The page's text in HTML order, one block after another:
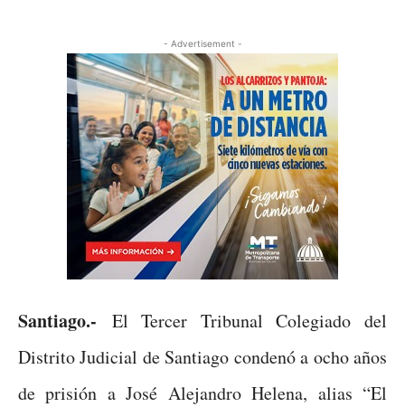
- Advertisement -
Santiago.- El Tercer Tribunal Colegiado del
Distrito Judicial de Santiago condenó a ocho años
de prisión a José Alejandro Helena, alias “El